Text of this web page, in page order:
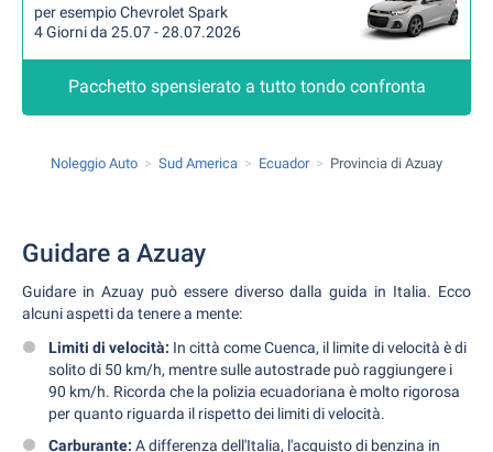
per esempio Chevrolet Spark
4 Giorni da 25.07 - 28.07.2026
Pacchetto spensierato a tutto tondo confronta
Noleggio Auto Sud America Ecuador Provincia di Azuay
Guidare a Azuay
Guidare in Azuay può essere diverso dalla guida in Italia. Ecco
alcuni aspetti da tenere a mente:
Limiti di velocità: In città come Cuenca, il limite di velocità è di
solito di 50 km/h, mentre sulle autostrade può raggiungere i
90 km/h. Ricorda che la polizia ecuadoriana è molto rigorosa
per quanto riguarda il rispetto dei limiti di velocità.
Carburante: A differenza dell'Italia, l'acquisto di benzina in